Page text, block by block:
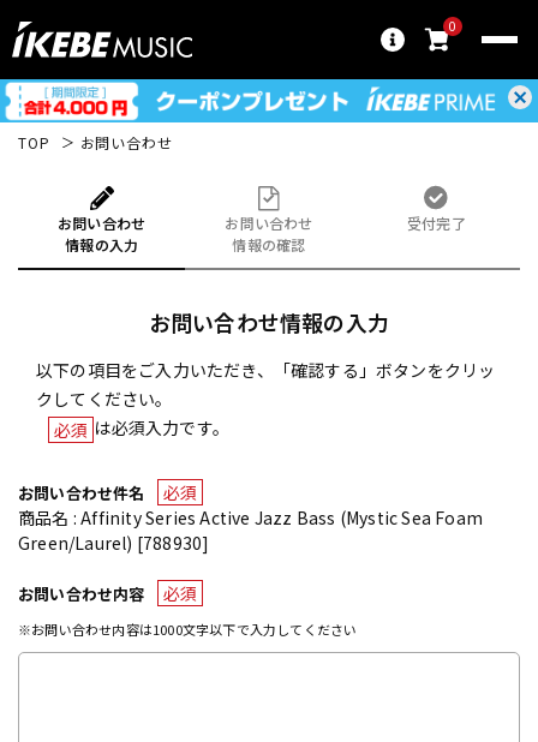
0
TOP お問い合わせ
お問い合わせ
情報の入力
お問い合わせ
情報の確認
受付完了
お問い合わせ情報の入力
以下の項目をご入力いただき、「確認する」ボタンをクリッ
クしてください。
必須 は必須入力です。
お問い合わせ件名
必須
商品名 : Affinity Series Active Jazz Bass (Mystic Sea Foam
Green/Laurel) [788930]
お問い合わせ内容 必須
※お問い合わせ内容は1000文字以下で入力してください